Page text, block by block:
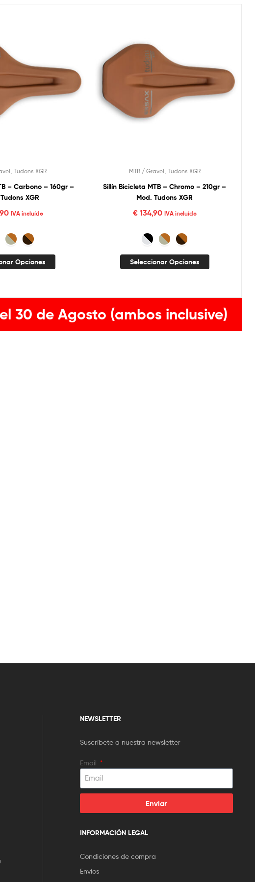
,Tudons XGR
– Carbono – 160gr –
XGR
IVA incluído
Opciones
MTB / Gravel Tudons XGR
Sillín Bicicleta MTB – Chromo – 210gr –
Mod. Tudons XGR
€134,90 IVA incluído
Seleccionar Opciones
30 de Agosto (ambos inclusive)
NEWSLETTER
Suscríbete a nuestra newsletter
Email
Enviar
INFORMACIÓN LEGAL
Condiciones de compra
Envíos